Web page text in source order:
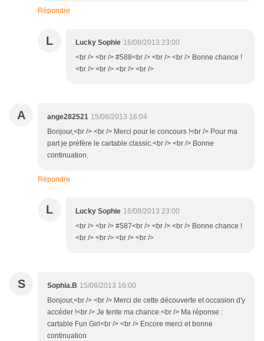
Répondre
L Lucky Sophie 16/08/2013 23:00
<br /> <br /> #588<br /> <br /> <br /> Bonne chance !
<br /> <br /> <br /> <br />
A ange282521 15/08/2013 16:04
Bonjour,<br /> <br /> Merci pour le concours !<br /> Pour ma
part je préfère le cartable classic.<br /> <br /> Bonne
continuation.
Répondre
L Lucky Sophie 16/08/2013 23:00
<br /> <br /> #587<br /> <br /> <br /> Bonne chance !
<br /> <br /> <br /> <br />
S Sophia.B 15/08/2013 16:00
Bonjour,<br /> <br /> Merci de cette découverte et occasion d'y
accéder !<br /> Je tente ma chance.<br /> Ma réponse :
cartable Fun Girl<br /> <br /> Encore merci et bonne
continuation